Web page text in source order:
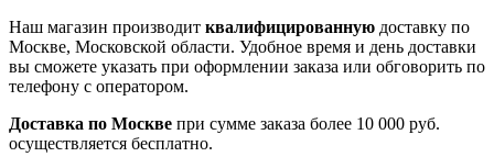
Наш магазин производит квалифицированную доставку по
Москве, Московской области. Удобное время и день доставки
вы сможете указать при оформлении заказа или обговорить по
телефону с оператором.
Доставка по Москве при сумме заказа более 10 000 руб.
осуществляется бесплатно.